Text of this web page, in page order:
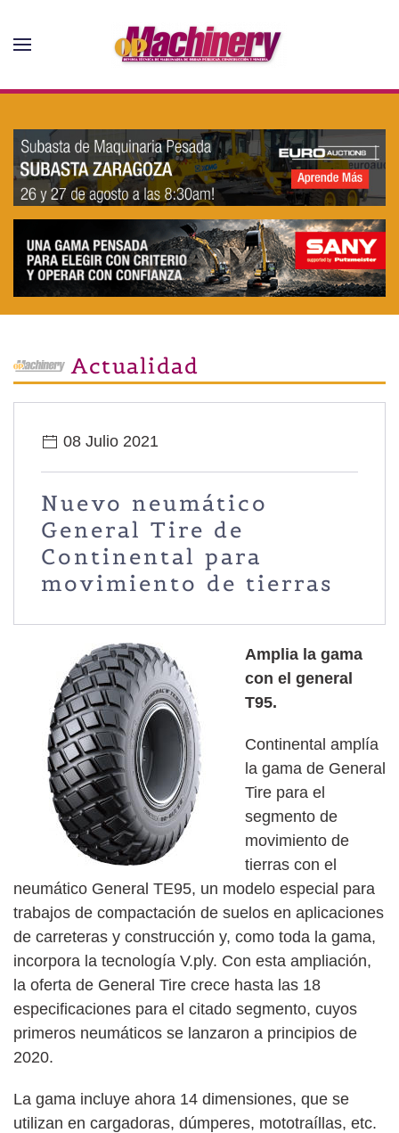
Skip to main content
Actualidad
08 Julio 2021
Nuevo neumático
General Tire de
Continental para
movimiento de tierras
Amplia la gama
con el general
T95.
Continental amplía
la gama de General
Tire para el
segmento de
movimiento de
tierras con el
neumático General TE95, un modelo especial para
trabajos de compactación de suelos en aplicaciones
de carreteras y construcción y, como toda la gama,
incorpora la tecnología V.ply. Con esta ampliación,
la oferta de General Tire crece hasta las 18
especificaciones para el citado segmento, cuyos
primeros neumáticos se lanzaron a principios de
2020.
La gama incluye ahora 14 dimensiones, que se
utilizan en cargadoras, dúmperes, mototraíllas, etc.